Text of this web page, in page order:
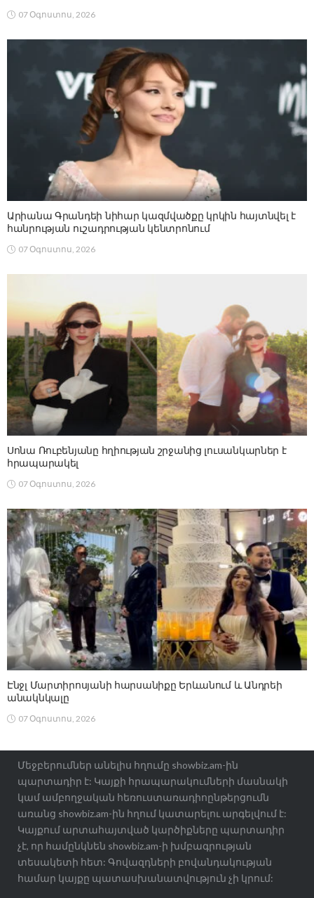
07 Օգոստոս, 2026
Արիանա Գրանդեի նիհար կազմվածքը կրկին հայտնվել է
հանրության ուշադրության կենտրոնում
07 Օգոստոս, 2026
Սոնա Ռուբենյանը հղիության շրջանից լուսանկարներ է
հրապարակել
07 Օգոստոս, 2026
Էնջլ Մարտիրոսյանի հարսանիքը Երևանում և Անդրեի
անակնկալը
07 Օգոստոս, 2026
Մեջբերումներ անելիս հղումը showbiz.am-ին
պարտադիր է: Կայքի հրապարակումների մասնակի
կամ ամբողջական հեռուստառադիոընթերցումն
առանց showbiz.am-ին հղում կատարելու արգելվում է:
Կայքում արտահայտված կարծիքները պարտադիր
չէ, որ համընկնեն showbiz.am-ի խմբագրության
տեսակետի հետ: Գովազդների բովանդակության
համար կայքը պատասխանատվություն չի կրում: